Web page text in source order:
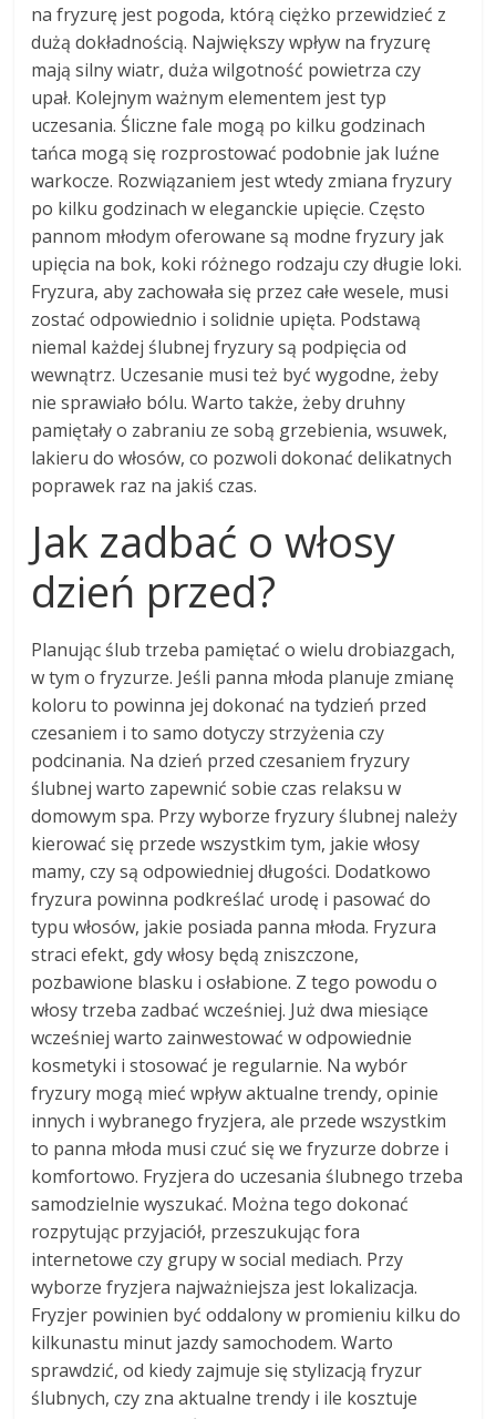
na fryzurę jest pogoda, którą ciężko przewidzieć z
dużą dokładnością. Największy wpływ na fryzurę
mają silny wiatr, duża wilgotność powietrza czy
upał. Kolejnym ważnym elementem jest typ
uczesania. Śliczne fale mogą po kilku godzinach
tańca mogą się rozprostować podobnie jak luźne
warkocze. Rozwiązaniem jest wtedy zmiana fryzury
po kilku godzinach w eleganckie upięcie. Często
pannom młodym oferowane są modne fryzury jak
upięcia na bok, koki różnego rodzaju czy długie loki.
Fryzura, aby zachowała się przez całe wesele, musi
zostać odpowiednio i solidnie upięta. Podstawą
niemal każdej ślubnej fryzury są podpięcia od
wewnątrz. Uczesanie musi też być wygodne, żeby
nie sprawiało bólu. Warto także, żeby druhny
pamiętały o zabraniu ze sobą grzebienia, wsuwek,
lakieru do włosów, co pozwoli dokonać delikatnych
poprawek raz na jakiś czas.
Jak zadbać o włosy
dzień przed?
Planując ślub trzeba pamiętać o wielu drobiazgach,
w tym o fryzurze. Jeśli panna młoda planuje zmianę
koloru to powinna jej dokonać na tydzień przed
czesaniem i to samo dotyczy strzyżenia czy
podcinania. Na dzień przed czesaniem fryzury
ślubnej warto zapewnić sobie czas relaksu w
domowym spa. Przy wyborze fryzury ślubnej należy
kierować się przede wszystkim tym, jakie włosy
mamy, czy są odpowiedniej długości. Dodatkowo
fryzura powinna podkreślać urodę i pasować do
typu włosów, jakie posiada panna młoda. Fryzura
straci efekt, gdy włosy będą zniszczone,
pozbawione blasku i osłabione. Z tego powodu o
włosy trzeba zadbać wcześniej. Już dwa miesiące
wcześniej warto zainwestować w odpowiednie
kosmetyki i stosować je regularnie. Na wybór
fryzury mogą mieć wpływ aktualne trendy, opinie
innych i wybranego fryzjera, ale przede wszystkim
to panna młoda musi czuć się we fryzurze dobrze i
komfortowo. Fryzjera do uczesania ślubnego trzeba
samodzielnie wyszukać. Można tego dokonać
rozpytując przyjaciół, przeszukując fora
internetowe czy grupy w social mediach. Przy
wyborze fryzjera najważniejsza jest lokalizacja.
Fryzjer powinien być oddalony w promieniu kilku do
kilkunastu minut jazdy samochodem. Warto
sprawdzić, od kiedy zajmuje się stylizacją fryzur
ślubnych, czy zna aktualne trendy i ile kosztuje